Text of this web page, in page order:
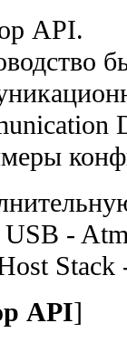
API.
USB -
Stack
API]